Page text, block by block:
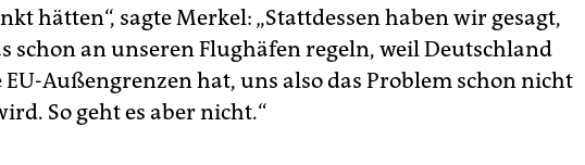
hätten“, sagte Merkel: „Stattdessen haben wir gesagt,
schon an unseren Flughäfen regeln, weil Deutschland
EU-Außengrenzen hat, uns also das Problem schon nicht
So geht es aber nicht.“